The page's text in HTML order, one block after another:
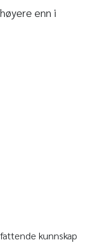
enn i
kunnskap